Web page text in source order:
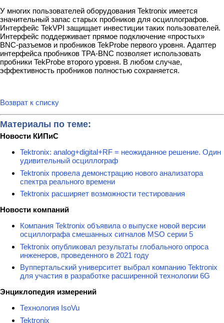
У многих пользователей оборудования Tektronix имеется
значительный запас старых пробников для осциллографов.
Интерфейс TekVPI защищает инвестиции таких пользователей.
Интерфейс поддерживает прямое подключение «простых»
BNC-разъемов и пробников TekProbe первого уровня. Адаптер
интерфейса пробников TPA-BNC позволяет использовать
пробники TekProbe второго уровня. В любом случае,
эффективность пробников полностью сохраняется.
Возврат к списку
Материалы по теме:
Новости КИПиС
Tektronix: analog+digital+RF = неожиданное решение. Один
удивительный осциллограф
Tektronix провела демонстрацию нового анализатора
спектра реального времени
Tektronix расширяет возможности тестирования
Новости компаний
Компания Tektronix объявила о выпуске новой версии
осциллографа смешанных сигналов MSO серии 5
Tektronix опубликовал результаты глобального опроса
инженеров, проведенного в 2021 году
Вуппертальский университет выбрал компанию Tektronix
для участия в разработке расширенной технологии 6G
Энциклопедия измерений
Технология IsoVu
Tektronix